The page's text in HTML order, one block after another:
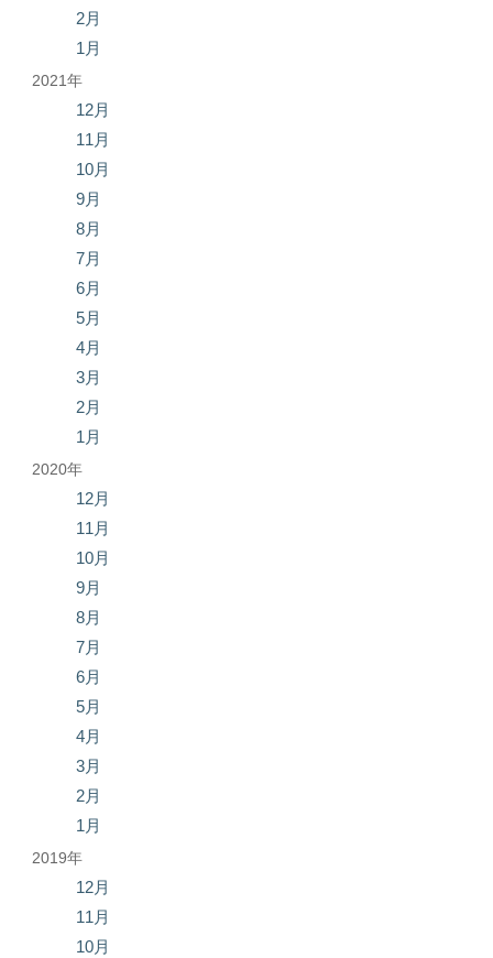
2月
1月
2021年
12月
11月
10月
9月
8月
7月
6月
5月
4月
3月
2月
1月
2020年
12月
11月
10月
9月
8月
7月
6月
5月
4月
3月
2月
1月
2019年
12月
11月
10月